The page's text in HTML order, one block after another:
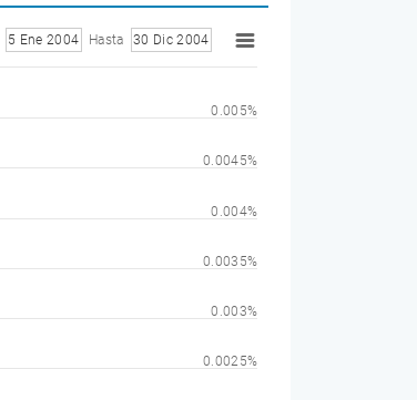
5 Ene 2004 Hasta 30 Dic 2004
0.0025%
0.003%
0.0035%
0.004%
0.0045%
0.005%